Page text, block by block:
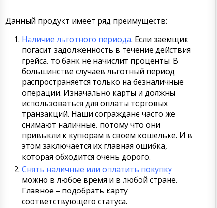
Данный продукт имеет ряд преимуществ:
Наличие льготного периода. Если заемщик
погасит задолженность в течение действия
грейса, то банк не начислит проценты. В
большинстве случаев льготный период
распространяется только на безналичные
операции. Изначально карты и должны
использоваться для оплаты торговых
транзакций. Наши сограждане часто же
снимают наличные, потому что они
привыкли к купюрам в своем кошельке. И в
этом заключается их главная ошибка,
которая обходится очень дорого.
Снять наличные или оплатить покупку
можно в любое время и в любой стране.
Главное – подобрать карту
соответствующего статуса.